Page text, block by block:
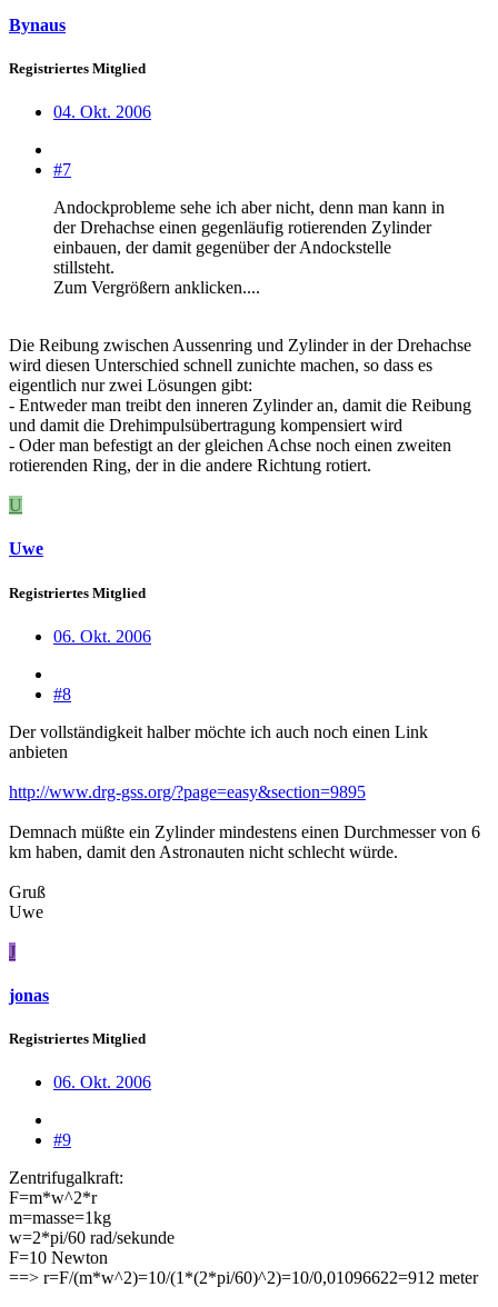
Bynaus
Registriertes Mitglied
04. Okt. 2006
#7
Andockprobleme sehe ich aber nicht, denn man kann in
der Drehachse einen gegenläufig rotierenden Zylinder
einbauen, der damit gegenüber der Andockstelle
stillsteht.
Zum Vergrößern anklicken....
Die Reibung zwischen Aussenring und Zylinder in der Drehachse
wird diesen Unterschied schnell zunichte machen, so dass es
eigentlich nur zwei Lösungen gibt:
- Entweder man treibt den inneren Zylinder an, damit die Reibung
und damit die Drehimpulsübertragung kompensiert wird
- Oder man befestigt an der gleichen Achse noch einen zweiten
rotierenden Ring, der in die andere Richtung rotiert.
U
Uwe
Registriertes Mitglied
06. Okt. 2006
#8
Der vollständigkeit halber möchte ich auch noch einen Link
anbieten
http://www.drg-gss.org/?page=easy&section=9895
Demnach müßte ein Zylinder mindestens einen Durchmesser von 6
km haben, damit den Astronauten nicht schlecht würde.
Gruß
Uwe
J
jonas
Registriertes Mitglied
06. Okt. 2006
#9
Zentrifugalkraft:
F=m*w^2*r
m=masse=1kg
w=2*pi/60 rad/sekunde
F=10 Newton
==> r=F/(m*w^2)=10/(1*(2*pi/60)^2)=10/0,01096622=912 meter